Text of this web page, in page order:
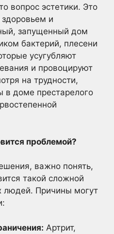
вопрос эстетики. Это
и
запущенный дом
бактерий, плесени
усугубляют
и провоцируют
на трудности,
в доме престарелого
проблемой?
важно понять,
такой сложной
людей. Причины могут
Артрит,